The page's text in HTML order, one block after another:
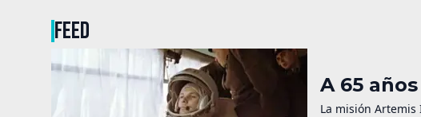
FEED
A 65
La misión